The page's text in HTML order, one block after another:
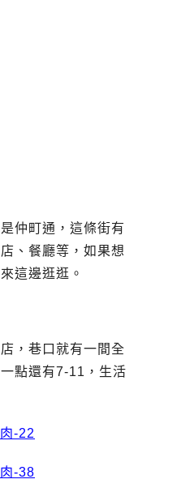
仲町通，這條街有
、餐廳等，如果想
這邊逛逛。
，巷口就有一間全
點還有7-11，生活